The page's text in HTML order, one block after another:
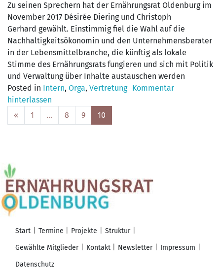
Zu seinen Sprechern hat der Ernährungsrat Oldenburg im
November 2017 Désirée Diering und Christoph
Gerhard gewählt. Einstimmig fiel die Wahl auf die
Nachhaltigkeitsökonomin und den Unternehmensberater
in der Lebensmittelbranche, die künftig als lokale
Stimme des Ernährungsrats fungieren und sich mit Politik
und Verwaltung über Inhalte austauschen werden
Posted in Intern, Orga, Vertretung Kommentar
hinterlassen
navigation
« 1 … 8 9 10
Start Termine Projekte
Struktur
Gewählte Mitglieder
Kontakt Newsletter
Impressum
Datenschutz